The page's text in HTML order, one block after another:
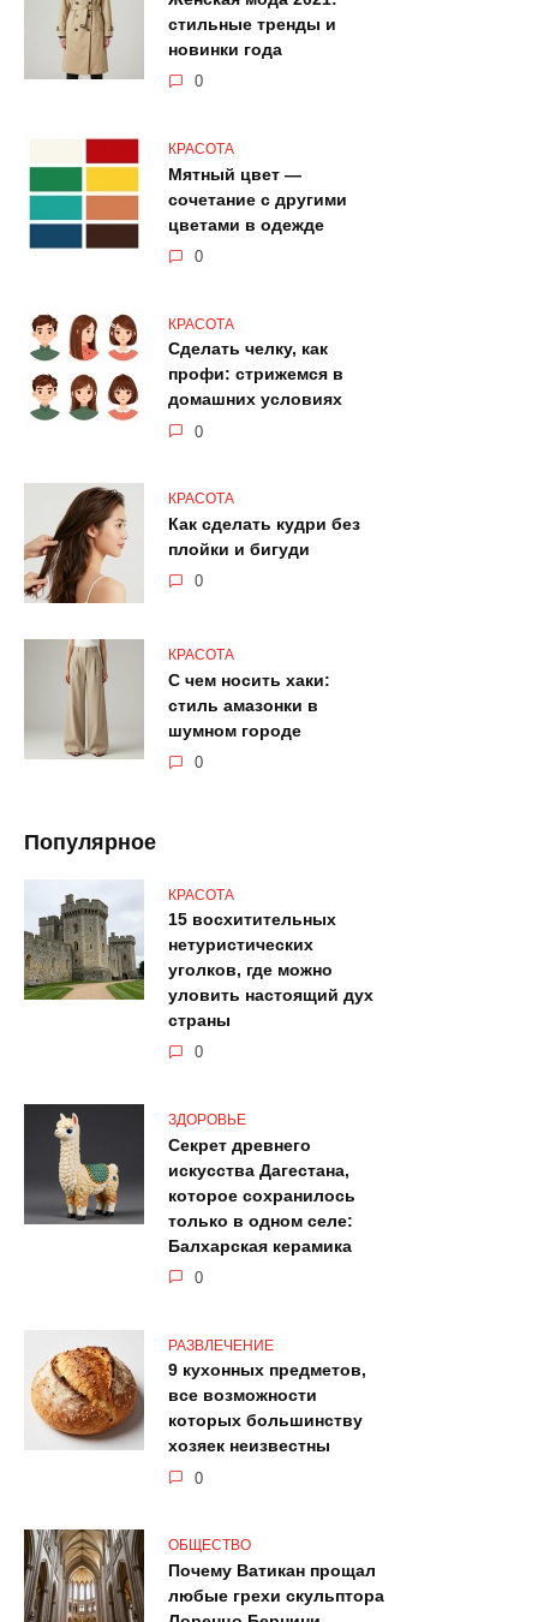
стильные тренды и
новинки года
0
КРАСОТА
Мятный цвет —
сочетание с другими
цветами в одежде
0
КРАСОТА
Сделать челку, как
профи: стрижемся в
домашних условиях
0
КРАСОТА
Как сделать кудри без
плойки и бигуди
0
КРАСОТА
С чем носить хаки:
стиль амазонки в
шумном городе
0
Популярное
КРАСОТА
15 восхитительных
нетуристических
уголков, где можно
уловить настоящий дух
страны
0
ЗДОРОВЬЕ
Секрет древнего
искусства Дагестана,
которое сохранилось
только в одном селе:
Балхарская керамика
0
РАЗВЛЕЧЕНИЕ
9 кухонных предметов,
все возможности
которых большинству
хозяек неизвестны
0
ОБЩЕСТВО
Почему Ватикан прощал
любые грехи скульптора